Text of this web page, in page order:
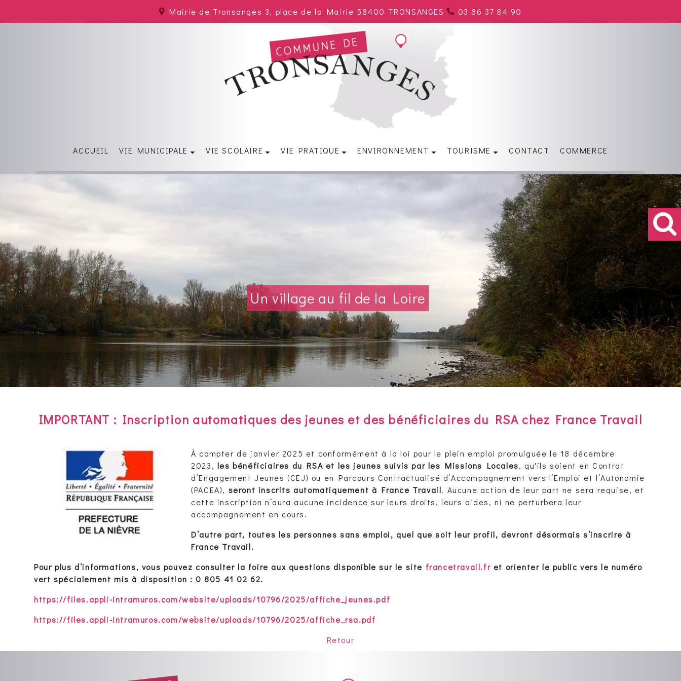
Mairie de Tronsanges 3, place de la Mairie 58400 TRONSANGES 03 86 37 84 90
ACCUEIL VIE MUNICIPALE VIE SCOLAIRE VIE PRATIQUE ENVIRONNEMENT TOURISME CONTACT COMMERCE
Un village au fil de la Loire
IMPORTANT : Inscription automatiques des jeunes et des bénéficiaires du RSA chez France Travail
À compter de janvier 2025 et conformément à la loi pour le plein emploi promulguée le 18 décembre
2023, les bénéficiaires du RSA et les jeunes suivis par les Missions Locales, qu'ils soient en Contrat
d’Engagement Jeunes (CEJ) ou en Parcours Contractualisé d’Accompagnement vers l’Emploi et l’Autonomie
(PACEA), seront inscrits automatiquement à France Travail. Aucune action de leur part ne sera requise, et
cette inscription n’aura aucune incidence sur leurs droits, leurs aides, ni ne perturbera leur
accompagnement en cours.
D’autre part, toutes les personnes sans emploi, quel que soit leur profil, devront désormais s’inscrire à
France Travail.
Pour plus d’informations, vous pouvez consulter la foire aux questions disponible sur le site francetravail.fr et orienter le public vers le numéro
vert spécialement mis à disposition : 0 805 41 02 62.
https://files.appli-intramuros.com/website/uploads/10796/2025/affiche_jeunes.pdf
https://files.appli-intramuros.com/website/uploads/10796/2025/affiche_rsa.pdf
Retour